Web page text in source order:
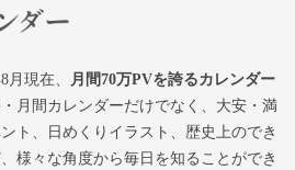
現在、
月間70万PVを誇るカレンダー
月間カレンダーだけでなく、大安・満
ト、日めくりイラスト、歴史上のでき
様々な角度から毎日を知ることができ